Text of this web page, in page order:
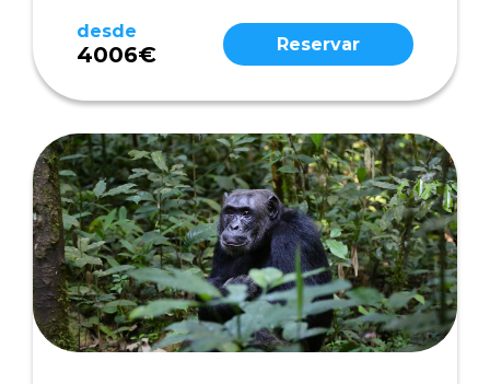
desde
4006€ Reservar